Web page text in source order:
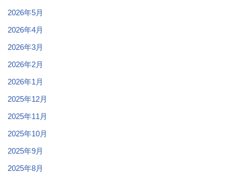
2026年5月
2026年4月
2026年3月
2026年2月
2026年1月
2025年12月
2025年11月
2025年10月
2025年9月
2025年8月